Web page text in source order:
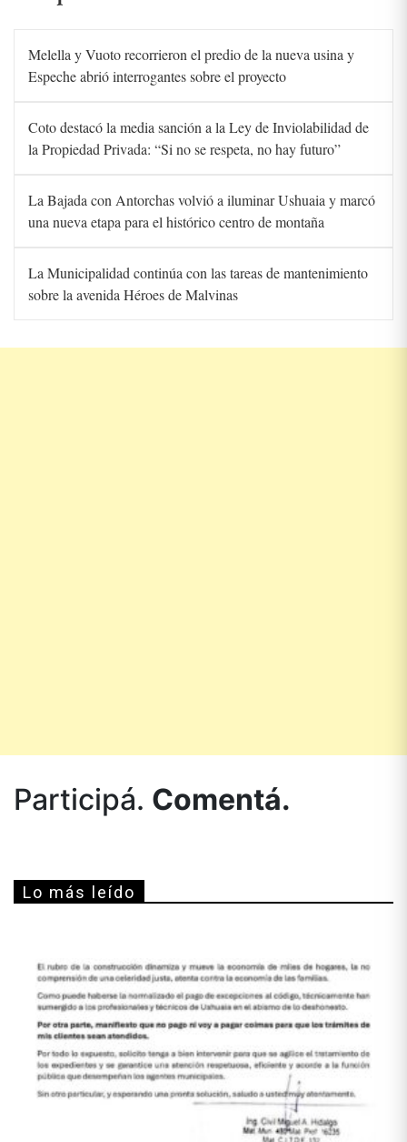
Melella y Vuoto recorrieron el predio de la nueva usina y
Espeche abrió interrogantes sobre el proyecto
Coto destacó la media sanción a la Ley de Inviolabilidad de
la Propiedad Privada: “Si no se respeta, no hay futuro”
La Bajada con Antorchas volvió a iluminar Ushuaia y marcó
una nueva etapa para el histórico centro de montaña
La Municipalidad continúa con las tareas de mantenimiento
sobre la avenida Héroes de Malvinas
Participá. Comentá.
Lo más leído